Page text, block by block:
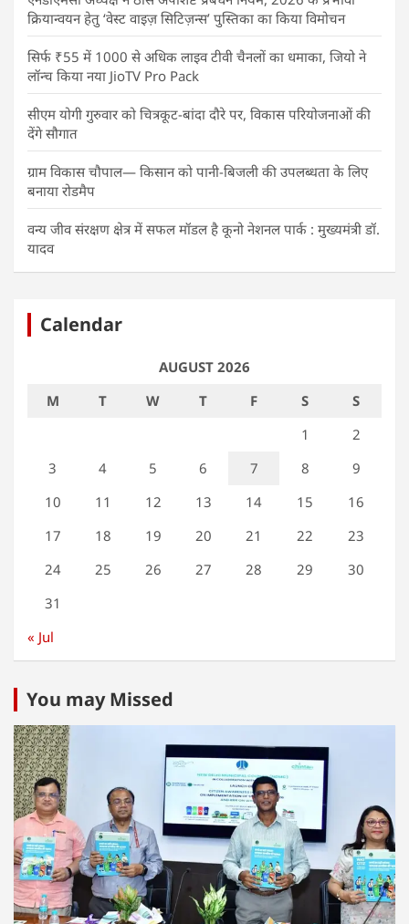
क्रियान्वयन हेतु ‘वेस्ट वाइज़ सिटिज़न्स’ पुस्तिका का किया विमोचन
सिर्फ ₹55 में 1000 से अधिक लाइव टीवी चैनलों का धमाका, जियो ने
लॉन्च किया नया JioTV Pro Pack
सीएम योगी गुरुवार को चित्रकूट-बांदा दौरे पर, विकास परियोजनाओं की
देंगे सौगात
ग्राम विकास चौपाल— किसान को पानी-बिजली की उपलब्धता के लिए
बनाया रोडमैप
वन्य जीव संरक्षण क्षेत्र में सफल मॉडल है कूनो नेशनल पार्क : मुख्यमंत्री डॉ.
यादव
Calendar
AUGUST 2026
M
T W T F S
S
1
2
3
4 5 6 7 8
9
10
11 12 13 14 15
16
17
18 19 20 21 22
23
24
25 26 27 28 29
30
31
« Jul
You may Missed